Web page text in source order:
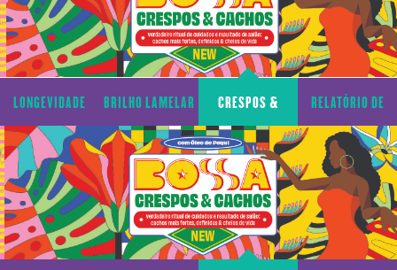
LONGEVIDADE
CAPILAR
BRILHO LAMELAR CRESPOS &
CACHOS
RELATÓRIO DE
TRANSPARÊNCIA